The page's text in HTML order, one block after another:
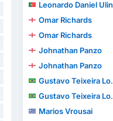
Leonardo Daniel Ulineia Buta
Omar Richards
Omar Richards
Johnathan Panzo
Johnathan Panzo
Gustavo Teixeira Lopes da Conceição
Gustavo Teixeira Lopes da Conceição
Marios Vrousai